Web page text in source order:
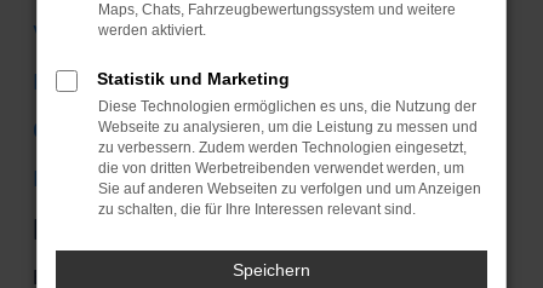
VW
Ford
Citroen
Mini
Fehler: Network Error
Beim Laden ist ein Fehler aufgetreten. Unsere
Maps, Chats, Fahrzeugbewertungssystem und weitere
werden aktiviert.
Statistik und Marketing
Diese Technologien ermöglichen es uns, die Nutzung der
Webseite zu analysieren, um die Leistung zu messen und
zu verbessern. Zudem werden Technologien eingesetzt,
die von dritten Werbetreibenden verwendet werden, um
Sie auf anderen Webseiten zu verfolgen und um Anzeigen
zu schalten, die für Ihre Interessen relevant sind.
Speichern